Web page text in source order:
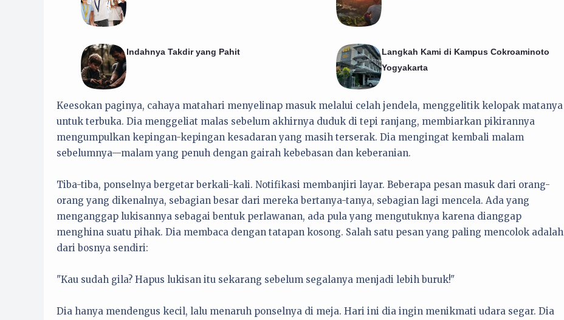
Indahnya Takdir yang Pahit
Langkah Kami di Kampus Cokroaminoto
Yogyakarta
Keesokan paginya, cahaya matahari menyelinap masuk melalui celah jendela, menggelitik kelopak matanya
untuk terbuka. Dia menggeliat malas sebelum akhirnya duduk di tepi ranjang, membiarkan pikirannya
mengumpulkan kepingan-kepingan kesadaran yang masih terserak. Dia mengingat kembali malam
sebelumnya—malam yang penuh dengan gairah kebebasan dan keberanian.
Tiba-tiba, ponselnya bergetar berkali-kali. Notifikasi membanjiri layar. Beberapa pesan masuk dari orang-
orang yang dikenalnya, sebagian besar dari mereka bertanya-tanya, sebagian lagi mencela. Ada yang
menganggap lukisannya sebagai bentuk perlawanan, ada pula yang mengutuknya karena dianggap
menghina suatu pihak. Dia membaca dengan tatapan kosong. Salah satu pesan yang paling mencolok adalah
dari bosnya sendiri:
"Kau sudah gila? Hapus lukisan itu sekarang sebelum segalanya menjadi lebih buruk!"
Dia hanya mendengus kecil, lalu menaruh ponselnya di meja. Hari ini dia ingin menikmati udara segar. Dia